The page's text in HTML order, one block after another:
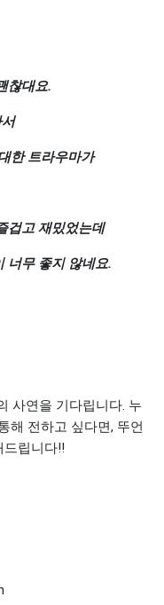
찮대요.
서
한 트라우마가
겁고 재밌었는데
너무 좋지 않네요.
사연을 기다립니다. 누
해 전하고 싶다면, 뚜언
드립니다!!